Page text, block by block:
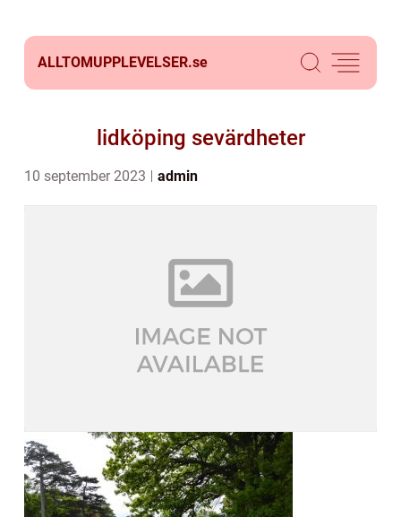
ALLTOMUPPLEVELSER.se
lidköping sevärdheter
10 september 2023 admin